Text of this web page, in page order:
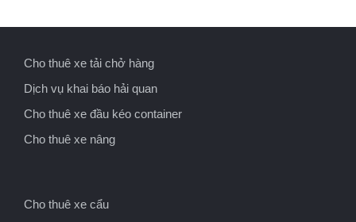
Cho thuê xe tải chở hàng
Dịch vụ khai báo hải quan
Cho thuê xe đầu kéo container
Cho thuê xe nâng
Cho thuê xe cẩu